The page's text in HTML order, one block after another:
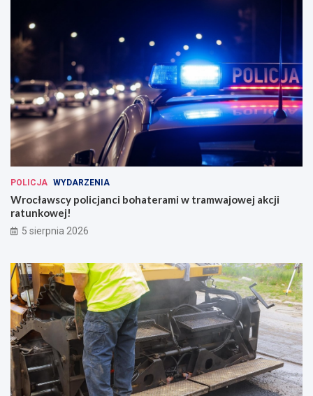
POLICJA WYDARZENIA
Wrocławscy policjanci bohaterami w tramwajowej akcji
ratunkowej!
5 sierpnia 2026